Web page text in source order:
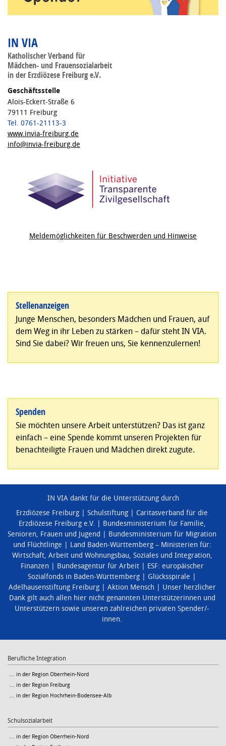
IN VIA
Katholischer Verband für
Mädchen- und Frauensozialarbeit
in der Erzdiözese Freiburg e.V.
Geschäftsstelle
Alois-Eckert-Straße 6
79111 Freiburg
Tel. 0761-21113-3
www.invia-freiburg.de
info@invia-freiburg.de
Meldemöglichkeiten für Beschwerden und Hinweise
Stellenanzeigen
Junge Menschen, besonders Mädchen und Frauen, auf
dem Weg in ihr Leben zu stärken – dafür steht IN VIA.
Sind Sie dabei? Wir freuen uns, Sie kennenzulernen!
Spenden
Sie möchten unsere Arbeit unterstützen? Das ist ganz
einfach – eine Spende kommt unseren Projekten für
benachteiligte Frauen und Mädchen direkt zugute.
IN VIA dankt für die Unterstützung durch
Erzdiözese Freiburg
Schulstiftung
Caritasverband für die
Erzdiözese Freiburg e.V.
Bundesministerium für Familie,
Senioren, Frauen und Jugend
Bundesministerium für Migration
und Flüchtlinge
Land Baden-Württemberg – Ministerien für:
Wirtschaft, Arbeit und Wohnungsbau, Soziales und Integration,
Finanzen
Bundesagentur für Arbeit
ESF: europäischer
Sozialfonds in Baden-Württemberg
Glücksspirale
Adelhausenstiftung Freiburg
Aktion Mensch
Unser herzlicher
Dank gilt auch allen hier nicht genannten Unterstützerinnen und
Unterstützern sowie unseren zahlreichen privaten Spender/-
innen.
Berufliche Integration
… in der Region Oberrhein-Nord
… in der Region Freiburg
… in der Region Hochrhein-Bodensee-Alb
Schulsozialarbeit
… in der Region Oberrhein-Nord